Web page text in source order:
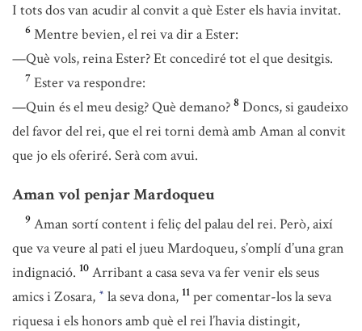
I tots dos van acudir al convit a què Ester els havia invitat.
6 Mentre bevien, el rei va dir a Ester:
—Què vols, reina Ester? Et concediré tot el que desitgis.
7 Ester va respondre:
—Quin és el meu desig? Què demano? 8 Doncs, si gaudeixo
del favor del rei, que el rei torni demà amb Aman al convit
que jo els oferiré. Serà com avui.
Aman vol penjar Mardoqueu
9 Aman sortí content i feliç del palau del rei. Però, així
que va veure al pati el jueu Mardoqueu, s’omplí d’una gran
indignació. 10 Arribant a casa seva va fer venir els seus
amics i Zosara, * la seva dona, 11 per comentar-los la seva
riquesa i els honors amb què el rei l’havia distingit,